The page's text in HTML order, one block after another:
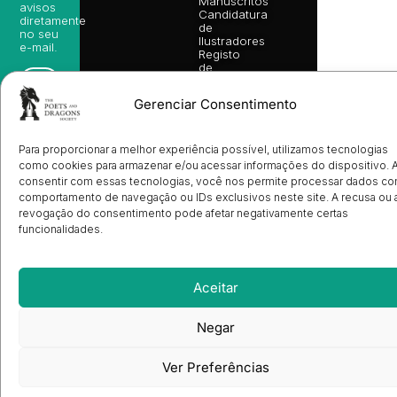
Gerenciar Consentimento
Para proporcionar a melhor experiência possível, utilizamos tecnologias
como cookies para armazenar e/ou acessar informações do dispositivo.
consentir com essas tecnologias, você nos permite processar dados
comportamento de navegação ou IDs exclusivos neste site. A recusa ou
revogação do consentimento pode afetar negativamente certas
funcionalidades.
Aceitar
Negar
Ver Preferências
Candidatura
de
Ilustradores
Registo
de
avisos
diretamente
no seu
e-mail.